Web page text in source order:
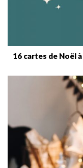
16 cartes de Noël